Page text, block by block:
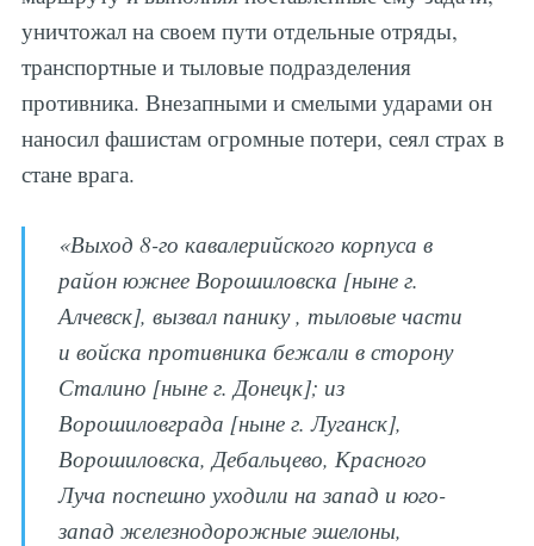
уничтожал на своем пути отдельные отряды,
транспортные и тыловые подразделения
противника. Внезапными и смелыми ударами он
наносил фашистам огромные потери, сеял страх в
стане врага.
«Выход 8-го кавалерийского корпуса в
район южнее Ворошиловска [ныне г.
Алчевск], вызвал панику , тыловые части
и войска противника бежали в сторону
Сталино [ныне г. Донецк]; из
Ворошиловграда [ныне г. Луганск],
Ворошиловска, Дебальцево, Красного
Луча поспешно уходили на запад и юго-
запад железнодорожные эшелоны,